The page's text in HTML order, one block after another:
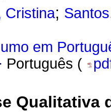
Cristina;
em
· Português (
Qualitativa